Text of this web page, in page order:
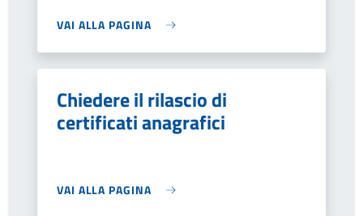
VAI ALLA PAGINA
Chiedere il rilascio di
certificati anagrafici
VAI ALLA PAGINA